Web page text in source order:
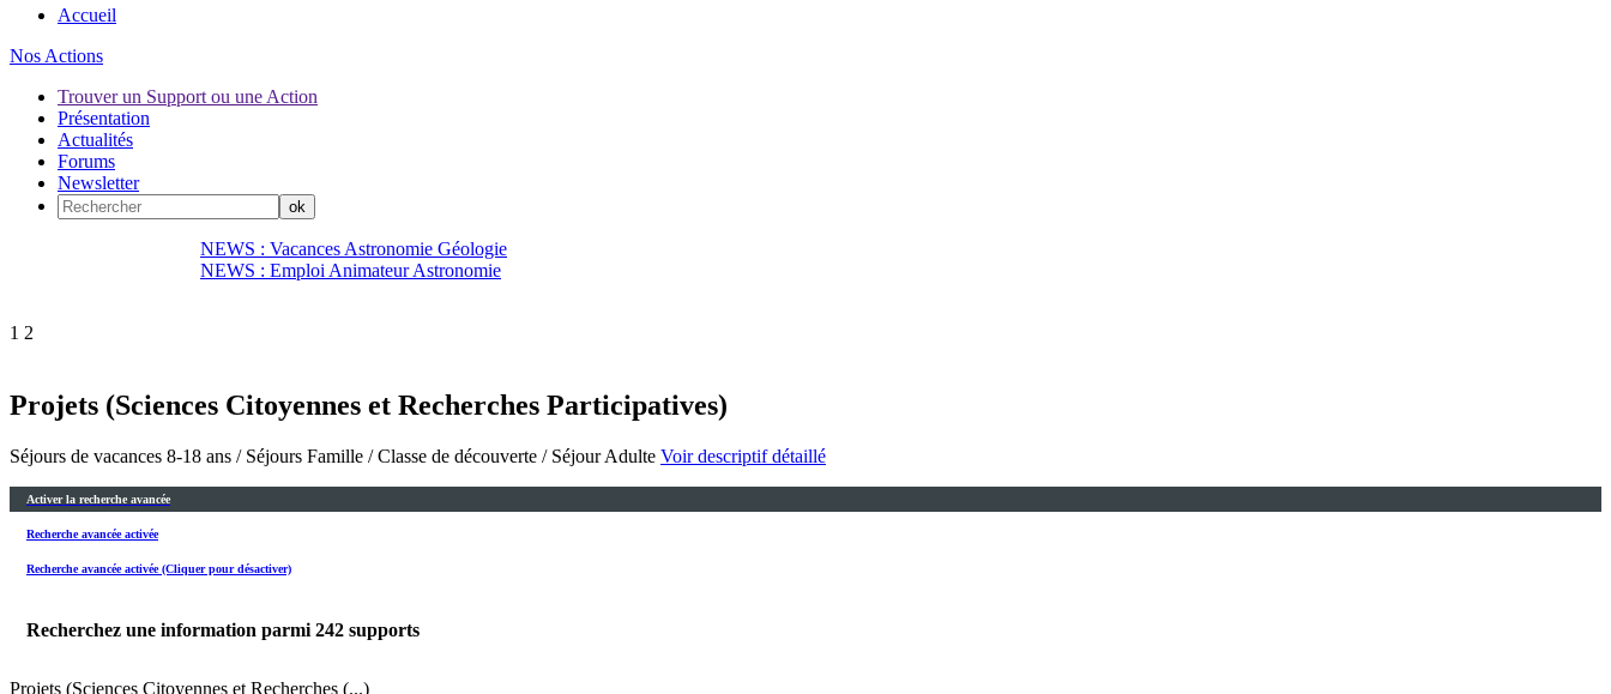
Accueil
Nos Actions
Trouver un Support ou une Action
Présentation
Actualités
Forums
Newsletter
NEWS : Vacances Astronomie Géologie
NEWS : Emploi Animateur Astronomie
1 2
Projets (Sciences Citoyennes et Recherches Participatives)
Séjours de vacances 8-18 ans / Séjours Famille / Classe de découverte / Séjour Adulte Voir descriptif détaillé
Activer la recherche avancée
Recherche avancée activée
Recherche avancée activée (Cliquer pour désactiver)
Recherchez une information parmi 242 supports
Projets (Sciences Citoyennes et Recherches (...)